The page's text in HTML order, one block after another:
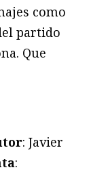
como
partido
Que
: Javier
: